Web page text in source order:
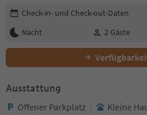
Buchungsdetails bearbeiten
Check-in- und Check-out-Daten
Nacht
2 Gäste
Ausstattung
Offener Parkplatz
Kleine